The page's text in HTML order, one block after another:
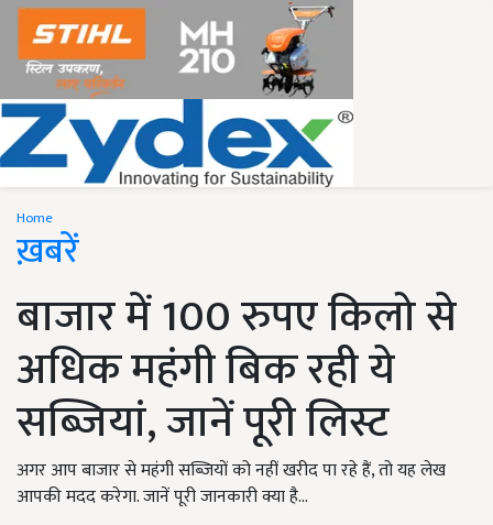
Home
ख़बरें
बाजार में 100 रुपए किलो से
अधिक महंगी बिक रही ये
सब्जियां, जानें पूरी लिस्ट
अगर आप बाजार से महंगी सब्जियों को नहीं खरीद पा रहे हैं, तो यह लेख
आपकी मदद करेगा. जानें पूरी जानकारी क्या है...